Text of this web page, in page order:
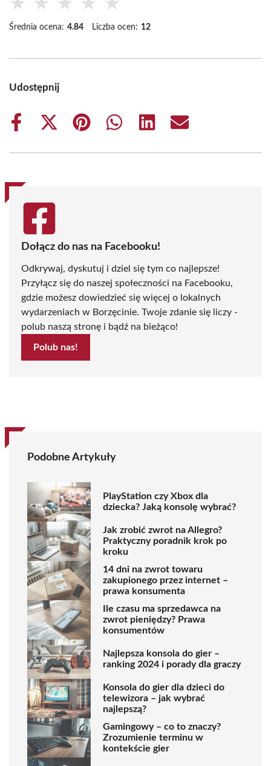
Średnia ocena: 4.84 Liczba ocen: 12
Udostępnij
Share
Share
(Twitter)
Share
Share
Share
Share
Dołącz do nas na Facebooku!
Odkrywaj, dyskutuj i dziel się tym co najlepsze!
Przyłącz się do naszej społeczności na Facebooku,
gdzie możesz dowiedzieć się więcej o lokalnych
wydarzeniach w Borzęcinie. Twoje zdanie się liczy -
polub naszą stronę i bądź na bieżąco!
Polub nas!
Podobne Artykuły
PlayStation czy Xbox dla
dziecka? Jaką konsolę wybrać?
Jak zrobić zwrot na Allegro?
Praktyczny poradnik krok po
kroku
14 dni na zwrot towaru
zakupionego przez internet –
prawa konsumenta
Ile czasu ma sprzedawca na
zwrot pieniędzy? Prawa
konsumentów
Najlepsza konsola do gier –
ranking 2024 i porady dla graczy
Konsola do gier dla dzieci do
telewizora – jak wybrać
najlepszą?
Gamingowy – co to znaczy?
Zrozumienie terminu w
kontekście gier